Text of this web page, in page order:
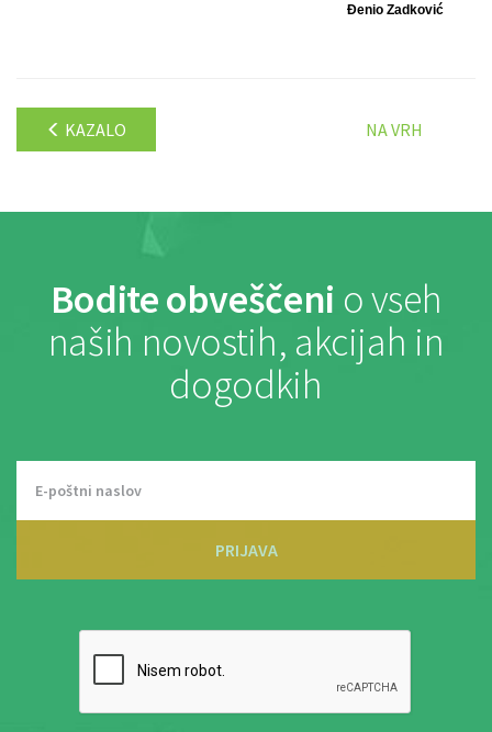
Đenio Zadković
KAZALO NA VRH
Bodite obveščeni o vseh
naših novostih, akcijah in
dogodkih
PRIJAVA